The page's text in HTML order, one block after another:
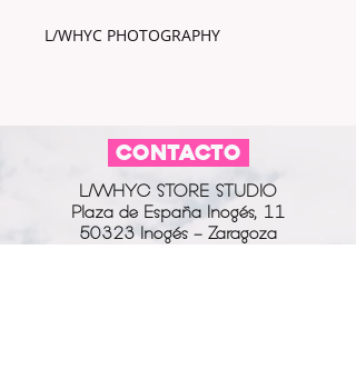
L/WHYC PHOTOGRAPHY
CONTACTO
L/WHYC STORE STUDIO
Plaza de España Inogés, 11
50323 Inogés - Zaragoza